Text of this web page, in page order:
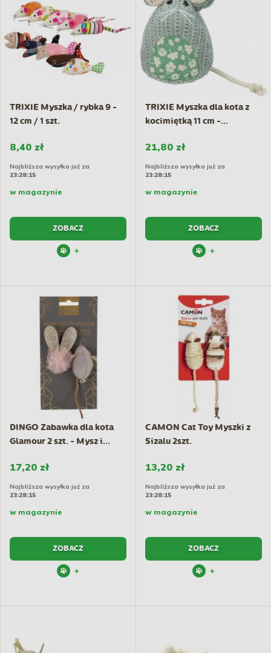
TRIXIE Myszka / rybka 9 -
12 cm / 1 szt.
8,40 zł
Najbliższa wysyłka już za
23:28:14
w magazynie
ZOBACZ
+
TRIXIE Myszka dla kota z
kocimiętką 11 cm -...
21,80 zł
Najbliższa wysyłka już za
23:28:14
w magazynie
ZOBACZ
+
DINGO Zabawka dla kota
Glamour 2 szt. - Mysz i...
17,20 zł
Najbliższa wysyłka już za
23:28:14
w magazynie
ZOBACZ
+
CAMON Cat Toy Myszki z
Sizalu 2szt.
13,20 zł
Najbliższa wysyłka już za
23:28:14
w magazynie
ZOBACZ
+